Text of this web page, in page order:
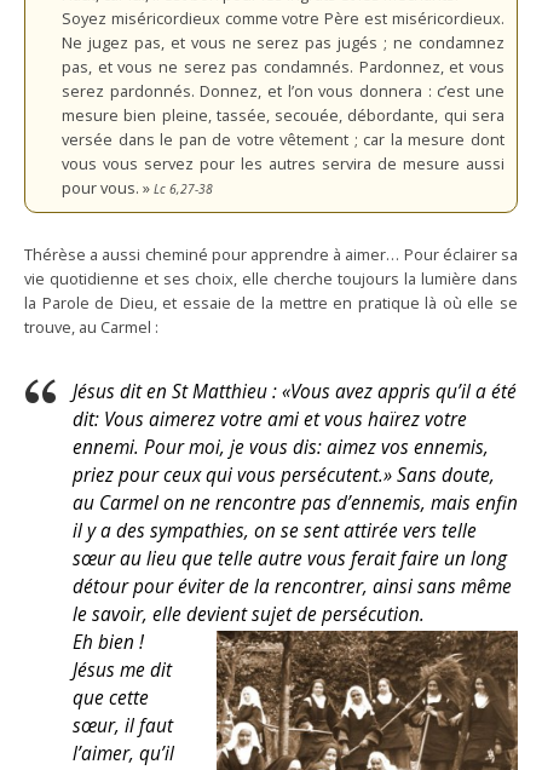
Soyez miséricordieux comme votre Père est miséricordieux.
Ne jugez pas, et vous ne serez pas jugés ; ne condamnez
pas, et vous ne serez pas condamnés. Pardonnez, et vous
serez pardonnés. Donnez, et l’on vous donnera : c’est une
mesure bien pleine, tassée, secouée, débordante, qui sera
versée dans le pan de votre vêtement ; car la mesure dont
vous vous servez pour les autres servira de mesure aussi
pour vous. » Lc 6,27-38
Thérèse a aussi cheminé pour apprendre à aimer… Pour éclairer sa
vie quotidienne et ses choix, elle cherche toujours la lumière dans
la Parole de Dieu, et essaie de la mettre en pratique là où elle se
trouve, au Carmel :
Jésus dit en St Matthieu : «Vous avez appris qu’il a été
dit: Vous aimerez votre ami et vous haïrez votre
ennemi. Pour moi, je vous dis: aimez vos ennemis,
priez pour ceux qui vous persécutent.» Sans doute,
au Carmel on ne rencontre pas d’ennemis, mais enfin
il y a des sympathies, on se sent attirée vers telle
sœur au lieu que telle autre vous ferait faire un long
détour pour éviter de la rencontrer, ainsi sans même
le savoir, elle devient sujet de persécution.
Eh bien !
Jésus me dit
que cette
sœur, il faut
l’aimer, qu’il